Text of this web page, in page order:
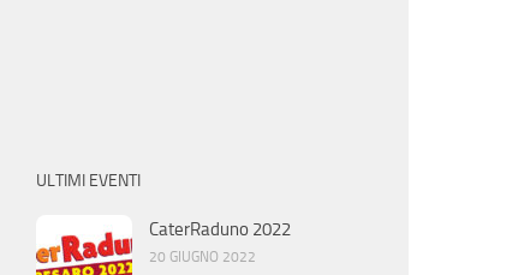
ULTIMI EVENTI
CaterRaduno 2022
20 GIUGNO 2022